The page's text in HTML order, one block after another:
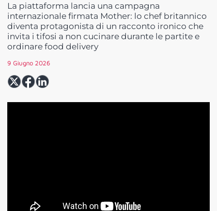
La piattaforma lancia una campagna
internazionale firmata Mother: lo chef britannico
diventa protagonista di un racconto ironico che
invita i tifosi a non cucinare durante le partite e
ordinare food delivery
9 Giugno 2026